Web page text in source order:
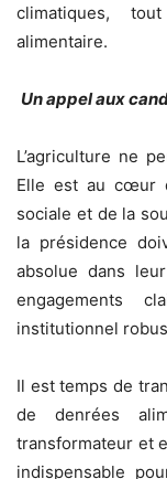
climatiques,
alimentaire.
Un appel aux
L’agriculture ne
Elle est au cœur
sociale et de la
la présidence
absolue dans
engagements
institutionnel
Il est temps de
de denrées
transformateur et
indispensable